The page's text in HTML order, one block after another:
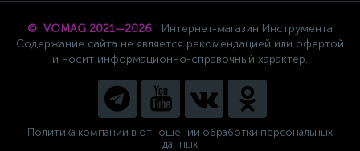
© VOMAG 2021—2026
Интернет-магазин Инструмента
Содержание сайта не является рекомендацией или офертой
и носит информационно-справочный характер.
Политика компании в отношении обработки персональных
данных